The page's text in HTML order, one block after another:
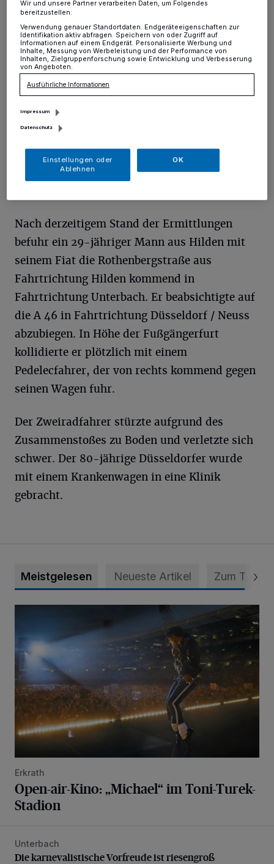
Unterbach·Bei einem Verkehrsunfall gestern Abend in
Unterbach wurde ein 80 Jahre alter Pedelecfahrer so
schwer verletzt, dass er mit einem Rettungswagen in
eine Klinik gebracht werden musste.
05.10.2018 , 11:01 Uhr
Nach derzeitigem Stand der Ermittlungen
befuhr ein 29-jähriger Mann aus Hilden mit
seinem Fiat die Rothenbergstraße aus
Fahrtrichtung Hilden kommend in
Fahrtrichtung Unterbach. Er beabsichtigte auf
die A 46 in Fahrtrichtung Düsseldorf / Neuss
abzubiegen. In Höhe der Fußgängerfurt
kollidierte er plötzlich mit einem
Pedelecfahrer, der von rechts kommend gegen
seinen Wagen fuhr.
Der Zweiradfahrer stürzte aufgrund des
Zusammenstoßes zu Boden und verletzte sich
schwer. Der 80-jährige Düsseldorfer wurde
mit einem Krankenwagen in eine Klinik
gebracht.
Meistgelesen Neueste Artikel Zum Thema
Open-air-Kino: „Michael“ im Toni-Turek-Stadion
Erkrath
Open-air-Kino: „Michael“ im Toni-Turek-
Stadion
Die karnevalistische Vorfreude ist riesengroß
Unterbach
Die karnevalistische Vorfreude ist riesengroß
Wir und unsere Partner verarbeiten Daten, um Folgendes
bereitzustellen:
Verwendung genauer Standortdaten. Endgeräteeigenschaften zur
Identifikation aktiv abfragen. Speichern von oder Zugriff auf
Informationen auf einem Endgerät. Personalisierte Werbung und
Inhalte, Messung von Werbeleistung und der Performance von
Inhalten, Zielgruppenforschung sowie Entwicklung und Verbesserung
von Angeboten.
Ausführliche Informationen
Impressum
Datenschutz
Einstellungen oder
Ablehnen
OK